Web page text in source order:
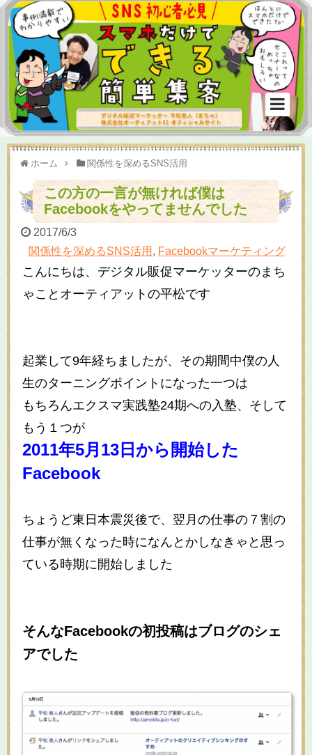
ホーム 関係性を深めるSNS活用
この方の一言が無ければ僕は
Facebookをやってませんでした
2017/6/3
関係性を深めるSNS活用 , Facebookマーケティング
こんにちは、デジタル販促マーケッターのまち
ゃことオーティアットの平松です
起業して9年経ちましたが、その期間中僕の人
生のターニングポイントになった一つは
もちろんエクスマ実践塾24期への入塾、そして
もう１つが
2011年5月13日から開始した
Facebook
ちょうど東日本震災後で、翌月の仕事の７割の
仕事が無くなった時になんとかしなきゃと思っ
ている時期に開始しました
そんなFacebookの初投稿はブログのシェ
アでした